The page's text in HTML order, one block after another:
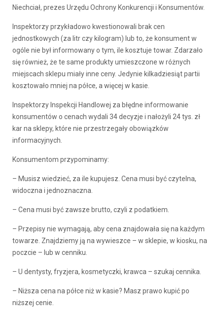
Niechciał, prezes Urzędu Ochrony Konkurencji i Konsumentów.
Inspektorzy przykładowo kwestionowali brak cen
jednostkowych (za litr czy kilogram) lub to, że konsument w
ogóle nie był informowany o tym, ile kosztuje towar. Zdarzało
się również, że te same produkty umieszczone w różnych
miejscach sklepu miały inne ceny. Jedynie kilkadziesiąt partii
kosztowało mniej na półce, a więcej w kasie.
Inspektorzy Inspekcji Handlowej za błędne informowanie
konsumentów o cenach wydali 34 decyzje i nałożyli 24 tys. zł
kar na sklepy, które nie przestrzegały obowiązków
informacyjnych.
Konsumentom przypominamy:
– Musisz wiedzieć, za ile kupujesz. Cena musi być czytelna,
widoczna i jednoznaczna.
– Cena musi być zawsze brutto, czyli z podatkiem.
– Przepisy nie wymagają, aby cena znajdowała się na każdym
towarze. Znajdziemy ją na wywieszce – w sklepie, w kiosku, na
poczcie – lub w cenniku.
– U dentysty, fryzjera, kosmetyczki, krawca – szukaj cennika.
– Niższa cena na półce niż w kasie? Masz prawo kupić po
niższej cenie.